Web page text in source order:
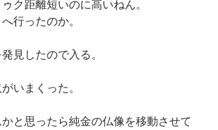
ク距離短いのに高いねん。
行ったのか。
見したので入る。
いまくった。
と思ったら純金の仏像を移動させて